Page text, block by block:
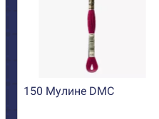
150 Мулине DMC